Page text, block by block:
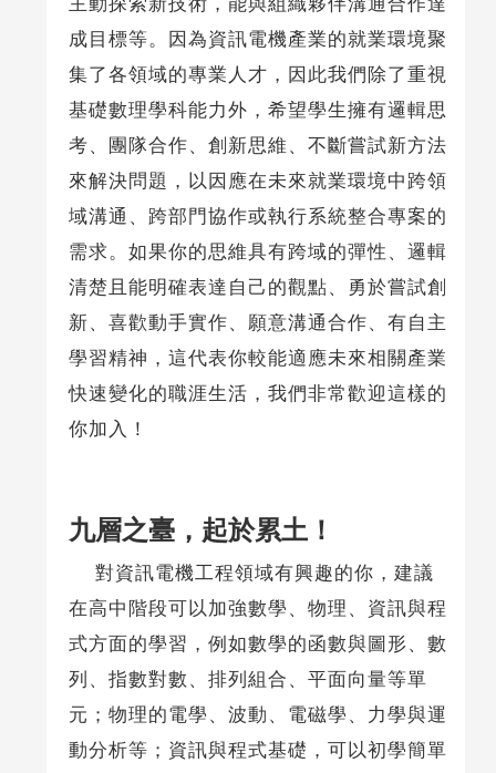
成目標等。因為資訊電機產業的就業環境聚
集了各領域的專業人才，因此我們除了重視
基礎數理學科能力外，希望學生擁有邏輯思
考、團隊合作、創新思維、不斷嘗試新方法
來解決問題，以因應在未來就業環境中跨領
域溝通、跨部門協作或執行系統整合專案的
需求。如果你的思維具有跨域的彈性、邏輯
清楚且能明確表達自己的觀點、勇於嘗試創
新、喜歡動手實作、願意溝通合作、有自主
學習精神，這代表你較能適應未來相關產業
快速變化的職涯生活，我們非常歡迎這樣的
你加入！
九層之臺，起於累土！
對資訊電機工程領域有興趣的你，建議
在高中階段可以加強數學、物理、資訊與程
式方面的學習，例如數學的函數與圖形、數
列、指數對數、排列組合、平面向量等單
元；物理的電學、波動、電磁學、力學與運
動分析等；資訊與程式基礎，可以初學簡單